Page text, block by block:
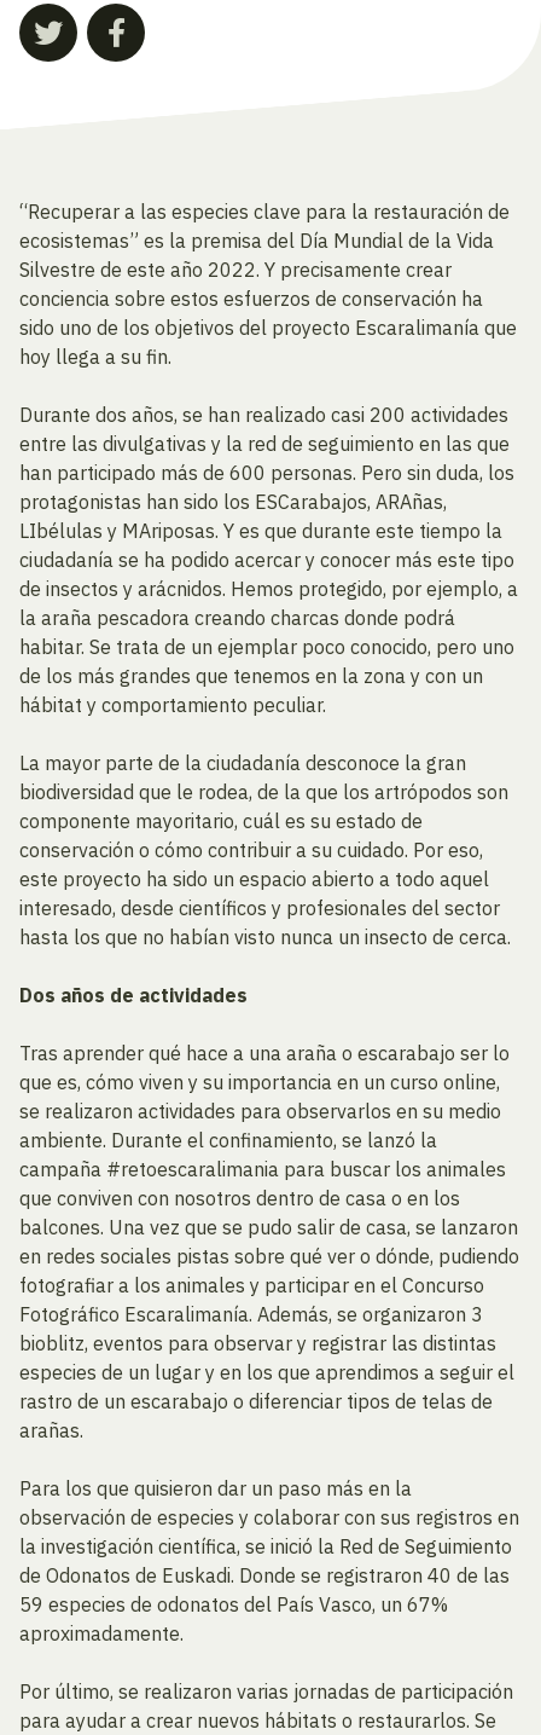
“Recuperar a las especies clave para la restauración de
ecosistemas” es la premisa del Día Mundial de la Vida
Silvestre de este año 2022. Y precisamente crear
conciencia sobre estos esfuerzos de conservación ha
sido uno de los objetivos del proyecto Escaralimanía que
hoy llega a su fin.
Durante dos años, se han realizado casi 200 actividades
entre las divulgativas y la red de seguimiento en las que
han participado más de 600 personas. Pero sin duda, los
protagonistas han sido los ESCarabajos, ARAñas,
LIbélulas y MAriposas. Y es que durante este tiempo la
ciudadanía se ha podido acercar y conocer más este tipo
de insectos y arácnidos. Hemos protegido, por ejemplo, a
la araña pescadora creando charcas donde podrá
habitar. Se trata de un ejemplar poco conocido, pero uno
de los más grandes que tenemos en la zona y con un
hábitat y comportamiento peculiar.
La mayor parte de la ciudadanía desconoce la gran
biodiversidad que le rodea, de la que los artrópodos son
componente mayoritario, cuál es su estado de
conservación o cómo contribuir a su cuidado. Por eso,
este proyecto ha sido un espacio abierto a todo aquel
interesado, desde científicos y profesionales del sector
hasta los que no habían visto nunca un insecto de cerca.
Dos años de actividades
Tras aprender qué hace a una araña o escarabajo ser lo
que es, cómo viven y su importancia en un curso online,
se realizaron actividades para observarlos en su medio
ambiente. Durante el confinamiento, se lanzó la
campaña #retoescaralimania para buscar los animales
que conviven con nosotros dentro de casa o en los
balcones. Una vez que se pudo salir de casa, se lanzaron
en redes sociales pistas sobre qué ver o dónde, pudiendo
fotografiar a los animales y participar en el Concurso
Fotográfico Escaralimanía. Además, se organizaron 3
bioblitz, eventos para observar y registrar las distintas
especies de un lugar y en los que aprendimos a seguir el
rastro de un escarabajo o diferenciar tipos de telas de
arañas.
Para los que quisieron dar un paso más en la
observación de especies y colaborar con sus registros en
la investigación científica, se inició la Red de Seguimiento
de Odonatos de Euskadi. Donde se registraron 40 de las
59 especies de odonatos del País Vasco, un 67%
aproximadamente.
Por último, se realizaron varias jornadas de participación
para ayudar a crear nuevos hábitats o restaurarlos. Se